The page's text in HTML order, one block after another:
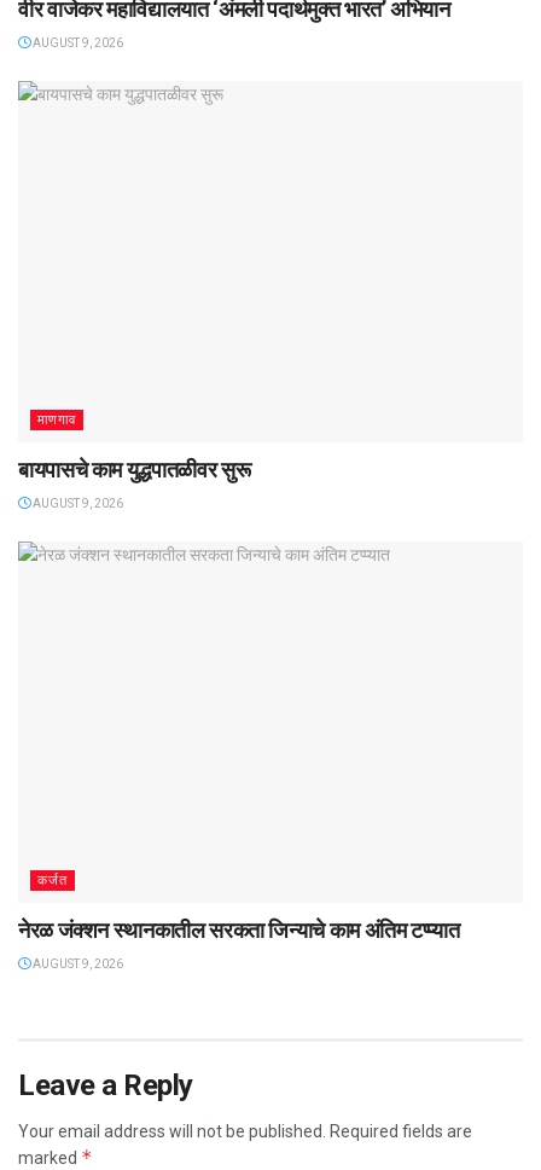
वीर वाजेकर महाविद्यालयात ‌‘अंमली पदार्थमुक्त भारत’ अभियान
AUGUST 9, 2026
माणगाव
बायपासचे काम युद्धपातळीवर सुरू
AUGUST 9, 2026
कर्जत
नेरळ जंक्शन स्थानकातील सरकता जिन्याचे काम अंतिम टप्प्यात
AUGUST 9, 2026
Leave a Reply
Your email address will not be published. Required fields are
marked *